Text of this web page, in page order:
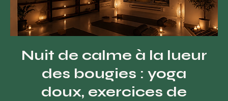
Nuit de calme à la lueur
des bougies : yoga
doux, exercices de